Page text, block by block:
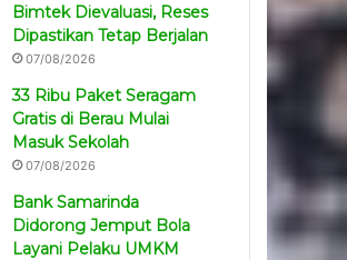
Bimtek Dievaluasi, Reses
Dipastikan Tetap Berjalan
07/08/2026
33 Ribu Paket Seragam
Gratis di Berau Mulai
Masuk Sekolah
07/08/2026
Bank Samarinda
Didorong Jemput Bola
Layani Pelaku UMKM